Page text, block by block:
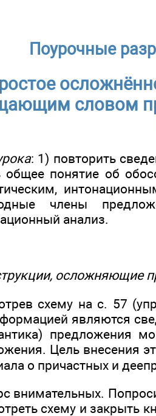
Поурочные
словом
: 1) повторить
общее понятие об
члены
анализ.
осложняющие
схему на с. 57
являются
предложения
Цель внесения
о причастных и
внимательных.
схему и закрыть